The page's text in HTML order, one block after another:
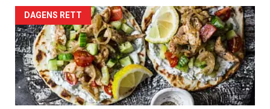
Artikler
detail
-
section
DAGENS RETT